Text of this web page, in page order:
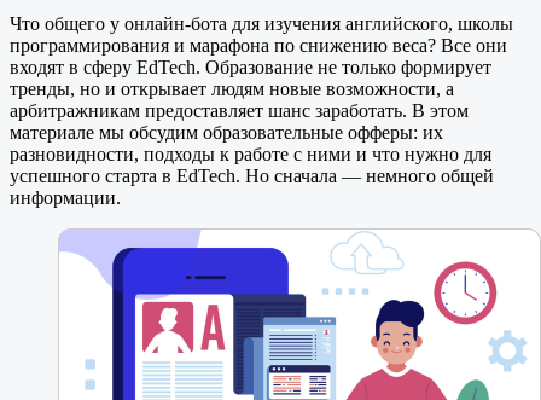
Что общего у онлайн-бота для изучения английского, школы
программирования и марафона по снижению веса? Все они
входят в сферу EdTech. Образование не только формирует
тренды, но и открывает людям новые возможности, а
арбитражникам предоставляет шанс заработать. В этом
материале мы обсудим образовательные офферы: их
разновидности, подходы к работе с ними и что нужно для
успешного старта в EdTech. Но сначала — немного общей
информации.